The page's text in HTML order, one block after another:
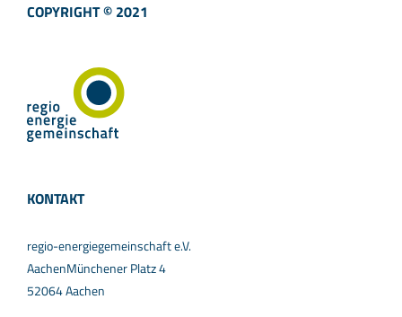
COPYRIGHT © 2021
KONTAKT
regio-energiegemeinschaft e.V.
AachenMünchener Platz 4
52064 Aachen